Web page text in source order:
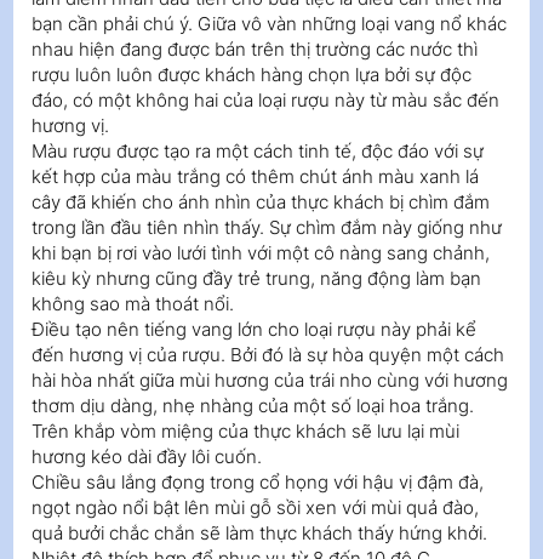
bạn cần phải chú ý. Giữa vô vàn những loại vang nổ khác
nhau hiện đang được bán trên thị trường các nước thì
rượu luôn luôn được khách hàng chọn lựa bởi sự độc
đáo, có một không hai của loại rượu này từ màu sắc đến
hương vị.
Màu rượu được tạo ra một cách tinh tế, độc đáo với sự
kết hợp của màu trắng có thêm chút ánh màu xanh lá
cây đã khiến cho ánh nhìn của thực khách bị chìm đắm
trong lần đầu tiên nhìn thấy. Sự chìm đắm này giống như
khi bạn bị rơi vào lưới tình với một cô nàng sang chảnh,
kiêu kỳ nhưng cũng đầy trẻ trung, năng động làm bạn
không sao mà thoát nổi.
Điều tạo nên tiếng vang lớn cho loại rượu này phải kể
đến hương vị của rượu. Bởi đó là sự hòa quyện một cách
hài hòa nhất giữa mùi hương của trái nho cùng với hương
thơm dịu dàng, nhẹ nhàng của một số loại hoa trắng.
Trên khắp vòm miệng của thực khách sẽ lưu lại mùi
hương kéo dài đầy lôi cuốn.
Chiều sâu lắng đọng trong cổ họng với hậu vị đậm đà,
ngọt ngào nổi bật lên mùi gỗ sồi xen với mùi quả đào,
quả bưởi chắc chắn sẽ làm thực khách thấy hứng khởi.